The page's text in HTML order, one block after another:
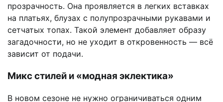
прозрачность. Она проявляется в легких вставках
на платьях, блузах с полупрозрачными рукавами и
сетчатых топах. Такой элемент добавляет образу
загадочности, но не уходит в откровенность — всё
зависит от подачи.
Микс стилей и «модная эклектика»
В новом сезоне не нужно ограничиваться одним